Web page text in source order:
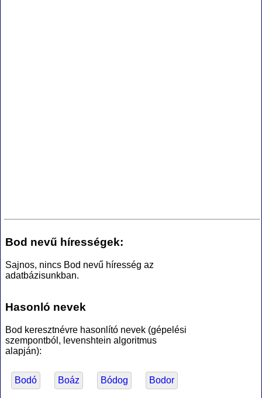
Bod nevű hírességek:
Sajnos, nincs Bod nevű híresség az
adatbázisunkban.
Hasonló nevek
Bod keresztnévre hasonlító nevek (gépelési
szempontból, levenshtein algoritmus
alapján):
Bodó Boáz Bódog Bodor